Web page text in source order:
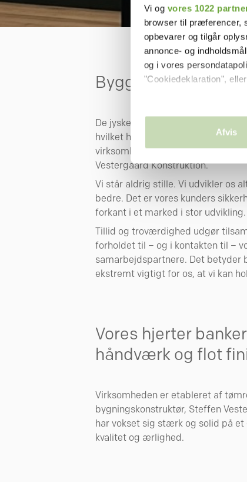
Vi og vores 1022
browser til præferencer,
opbevarer og tilgår
annonce- og
og i vores
"Cookiedeklaration",
Identificere din
Vi bruger cookies til at
vores trafik. Vi deler
annonceringspartnere
dem, eller som de har
Afvis
Byggefirma med
De jyske værdier er en meget
hvilket har stor indflydelse på den
virksomheden. Ejerskab og
Vestergaard Konstruktion.
Vi står aldrig stille. Vi udvikler os
bedre. Det er vores kunders
forkant i et marked i stor udvikling.
Tillid og troværdighed udgør
forholdet til – og i kontakten til –
samarbejdspartnere. Det betyder
ekstremt vigtigt for os, at vi kan
Vores hjerter
håndværk og flot
Virksomheden er etableret af
bygningskonstruktør, Steffen
har vokset sig stærk og solid på
kvalitet og ærlighed.